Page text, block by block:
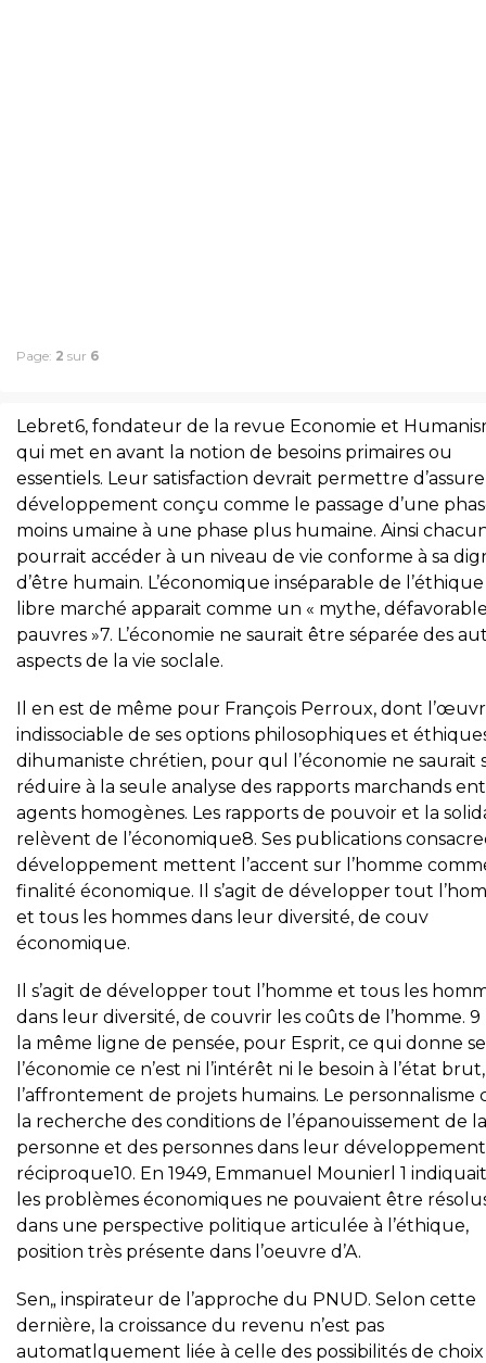
Page: 2 sur 6
Lebret6, fondateur de la revue Economie et
qui met en avant la notion de besoins primaires ou
essentiels. Leur satisfaction devrait permettre
développement conçu comme le passage d’une
moins umaine à une phase plus humaine. Ainsi
pourrait accéder à un niveau de vie conforme à sa
d’être humain. L’économique inséparable de
libre marché apparait comme un « mythe,
pauvres »7. L’économie ne saurait être séparée des
aspects de la vie soclale.
Il en est de même pour François Perroux, dont
indissociable de ses options philosophiques et
dihumaniste chrétien, pour qul l’économie ne saurait
réduire à la seule analyse des rapports marchands
agents homogènes. Les rapports de pouvoir et la
relèvent de l’économique8. Ses publications
développement mettent l’accent sur l’homme
finalité économique. Il s’agit de développer tout
et tous les hommes dans leur diversité, de couv
économique.
Il s’agit de développer tout l’homme et tous les
dans leur diversité, de couvrir les coûts de l’homme. 9
la même ligne de pensée, pour Esprit, ce qui donne
l’économie ce n’est ni l’intérêt ni le besoin à l’état brut,
l’affrontement de projets humains. Le personnalisme
la recherche des conditions de l’épanouissement de la
personne et des personnes dans leur développement
réciproque10. En 1949, Emmanuel Mounierl 1
les problèmes économiques ne pouvaient être
dans une perspective politique articulée à l’éthique,
position très présente dans l’oeuvre d’A.
Sen„ inspirateur de l’approche du PNUD. Selon cette
dernière, la croissance du revenu n’est pas
automatlquement liée à celle des possibilités de choix